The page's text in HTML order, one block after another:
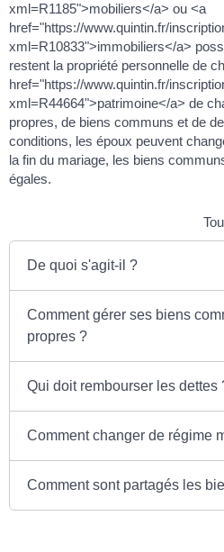
xml=R1185">mobiliers</a> ou <a
href="https://www.quintin.fr/
xml=R10833">immobiliers</a>
restent la propriété personnelle de
href="https://www.quintin.fr/
xml=R44664">patrimoine</a> de
propres, de biens communs et de
conditions, les époux peuvent
la fin du mariage, les biens
égales.
De quoi s'agit-il ?
Comment gérer ses biens
propres ?
Qui doit rembourser les dettes
Comment changer de régime
Comment sont partagés les